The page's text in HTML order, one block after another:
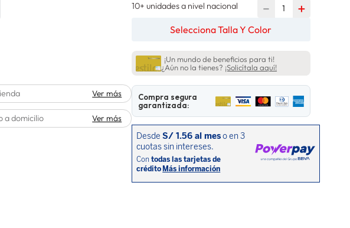
Ver más
a domicilio Ver más
10+ unidades a nivel nacional ＋
－
Selecciona Talla Y Color
¡Un mundo de beneficios para ti!
¿Aún no la tienes? ¡Solicítala aquí!
Compra segura
garantizada: